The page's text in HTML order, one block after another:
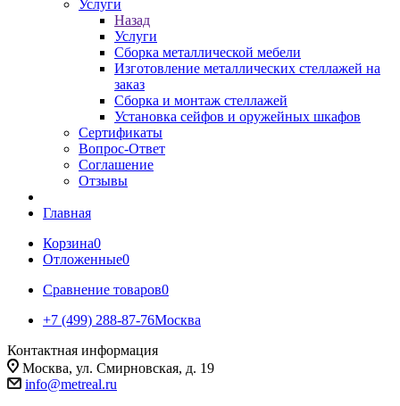
Услуги
Назад
Услуги
Сборка металлической мебели
Изготовление металлических стеллажей на
заказ
Сборка и монтаж стеллажей
Установка сейфов и оружейных шкафов
Сертификаты
Вопрос-Ответ
Соглашение
Отзывы
Главная
Корзина0
Отложенные0
Сравнение товаров0
+7 (499) 288-87-76Москва
Контактная информация
Москва, ул. Смирновская, д. 19
info@metreal.ru